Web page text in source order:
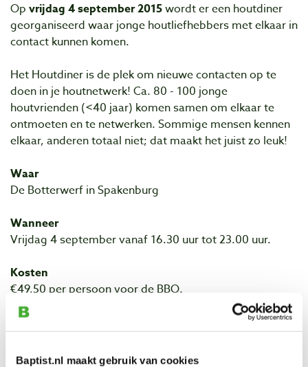
Baptist.nl maakt gebruik van cookies
Op vrijdag 4 september2015wordt er een houtdiner
georganiseerd waar jonge houtliefhebbers met elkaar in
contact kunnen komen.
Het Houtdiner is de plek om nieuwe contacten op te
doen in je houtnetwerk! Ca. 80 - 100 jonge
houtvrienden (<40 jaar) komen samen om elkaar te
ontmoeten en te netwerken. Sommige mensen kennen
elkaar, anderen totaal niet; dat maakt het juist zo leuk!
Waar
De Botterwerf in Spakenburg
Wanneer
Vrijdag 4 september vanaf 16.30 uur tot 23.00 uur.
Kosten
€49,50 per persoon voor de BBQ.
Hartelijke groet,